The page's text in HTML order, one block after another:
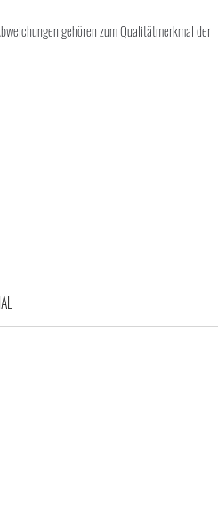
gehören zum Qualitätmerkmal der